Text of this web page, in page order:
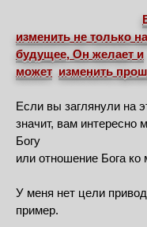
изменить не только
будущее, Он желает и
может изменить
Если вы заглянули на
значит, вам интересно
Богу
или отношение Бога ко
У меня нет цели
пример.